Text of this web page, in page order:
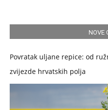
NOVE
Povratak uljane repice: od
zvijezde hrvatskih polja